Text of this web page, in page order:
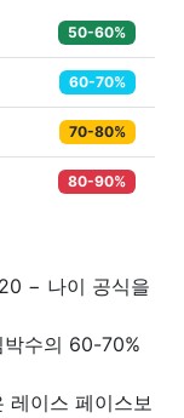
50-60%
60-70%
70-80%
80-90%
− 나이 공식을
박수의 60-70%
레이스 페이스보